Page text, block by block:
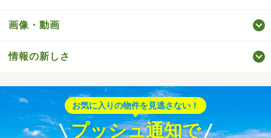
画像・動画
情報の新しさ
お気に入りの物件を見逃さない！
プッシュ通知で